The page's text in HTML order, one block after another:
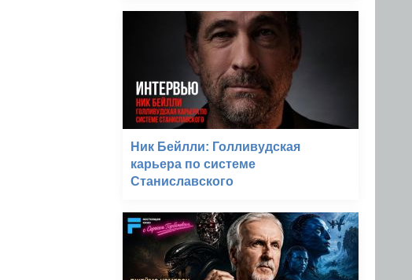
Ник Бейлли: Голливудская
карьера по системе
Станиславского